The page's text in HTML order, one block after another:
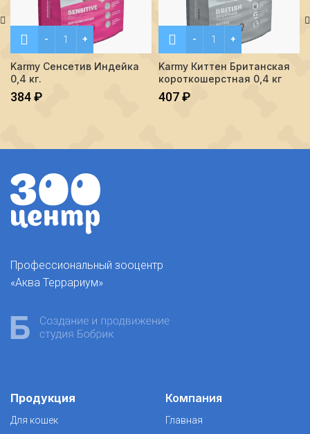
Количество Karmy Сенсетив Индейка 0,4 кг.
Karmy Сенсетив Индейка
0,4 кг.
384₽
Количество Karmy
Karmy Киттен Британская
короткошерстная 0,4 кг
407₽
Профессиональный зооцентр
«Аква Террариум»
Продукция
Для кошек
Компания
Главная